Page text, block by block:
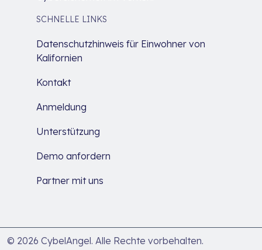
SCHNELLE LINKS
Datenschutzhinweis für Einwohner von
Kalifornien
Kontakt
Anmeldung
Unterstützung
Demo anfordern
Partner mit uns
© 2026 CybelAngel. Alle Rechte vorbehalten.